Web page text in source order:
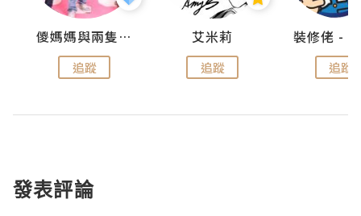
儍媽媽與兩隻小魔怪之家
追蹤
艾米莉
追蹤 追蹤
發表評論